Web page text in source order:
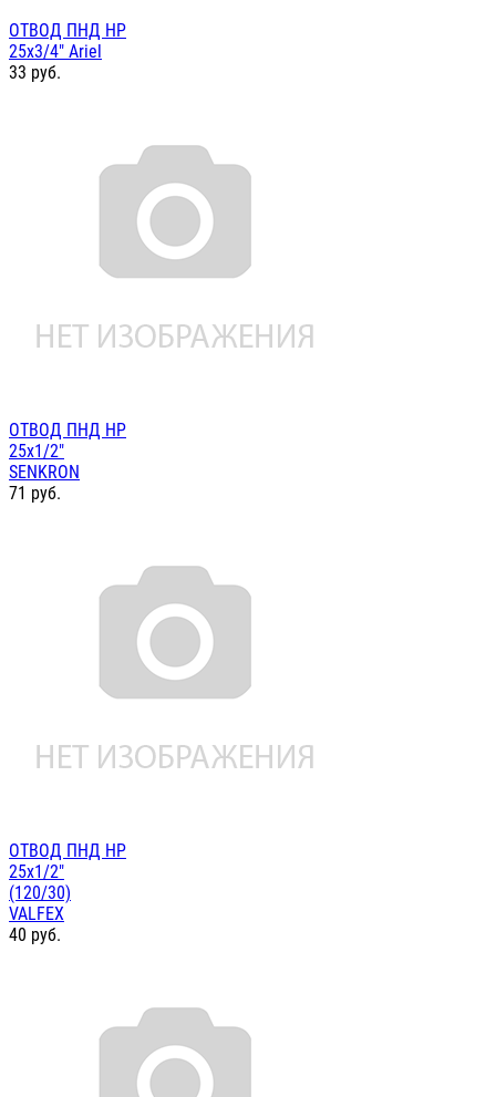
ОТВОД ПНД НР
25х3/4" Ariel
33 руб.
ОТВОД ПНД НР
25х1/2"
SENKRON
71 руб.
ОТВОД ПНД НР
25х1/2"
(120/30)
VALFEX
40 руб.